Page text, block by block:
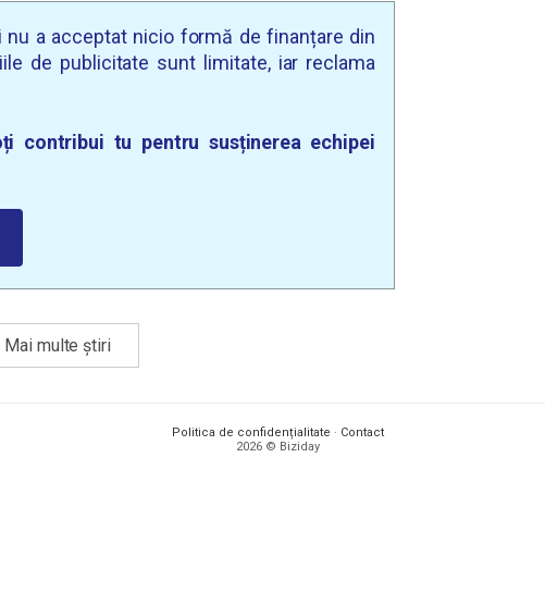
nu a acceptat nicio formă de finanțare din
de publicitate sunt limitate, iar reclama
contribui tu pentru susținerea echipei
Mai multe știri
Politica de confidențialitate · Contact
2026 © Biziday